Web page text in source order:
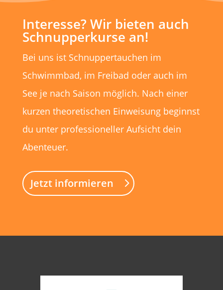
Interesse? Wir bieten auch
Schnupperkurse an!
Bei uns ist Schnuppertauchen im
Schwimmbad, im Freibad oder auch im
See je nach Saison möglich. Nach einer
kurzen theoretischen Einweisung beginnst
du unter professioneller Aufsicht dein
Abenteuer.
Jetzt informieren